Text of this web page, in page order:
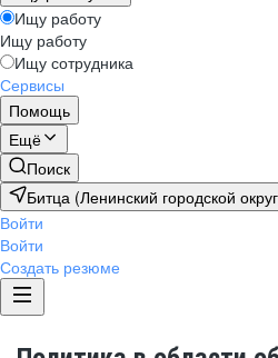
Ищу работу
Ищу работу
Ищу сотрудника
Сервисы
Помощь
Ещё
Поиск
Битца (Ленинский городской
Войти
Войти
Создать резюме